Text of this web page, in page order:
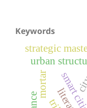
Keywords
urban
strategic
smart
mortar